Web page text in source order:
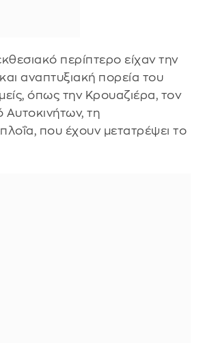
περίπτερο είχαν την
αναπτυξιακή πορεία του
όπως την Κρουαζιέρα, τον
τη
που έχουν μετατρέψει το